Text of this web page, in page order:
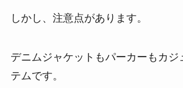
しかし、注意点があります。
デニムジャケットもパーカーもカジ
テムです。